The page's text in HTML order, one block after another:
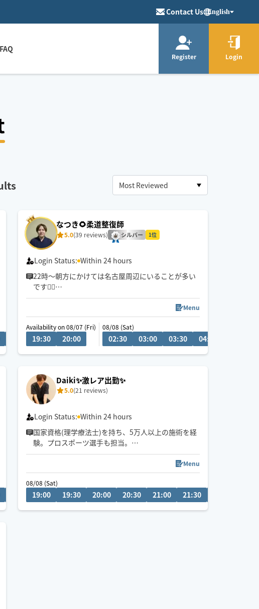
Contact Us English
FAQ
Register Login
15:30 16:00 16:30 17:00 17:30
なつき🌻柔道整復師
5.0(39 reviews) シルバー 1位
Login Status: Within 24 hours
22時〜朝方にかけては名古屋周辺にいることが多い
です💆‍♂️
💬シフト外の日時やメニューのご相談はチャットに
てお問い合わせください。
調整可能な際は出来る限り対応させていただきます
※他店舗での勤務もあり、施術中は返信や承諾が遅
くなりますのでご了承ください🙇
Menu
Availability on 08/07 (Fri)
19:30 20:00
08/08 (Sat)
02:30 03:00 03:30 04:00
17:30 18:00 18:30 19:00 19:30
Daiki✨激レア出勤✨
5.0(21 reviews)
Login Status: Within 24 hours
国家資格(理学療法士)を持ち、5万人以上の施術を経
験。プロスポーツ選手も担当。
心身をほぐして一人ひとりに合わせた施術で「また
Menu
08/08 (Sat)
19:00 19:30 20:00 20:30 21:00 21:30